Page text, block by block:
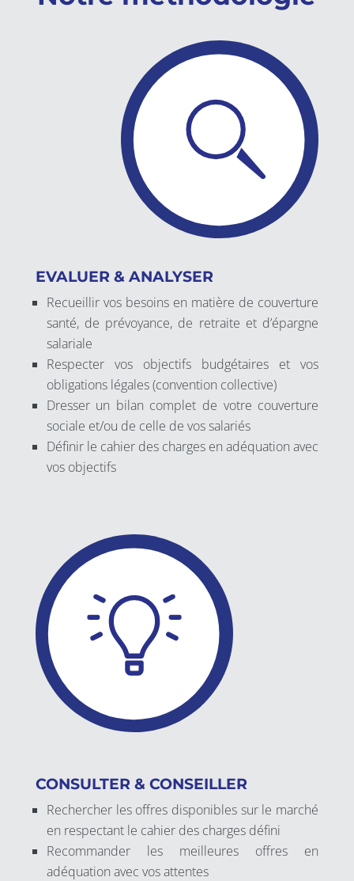
EVALUER & ANALYSER
Recueillir vos besoins en matière de couverture
santé, de prévoyance, de retraite et d’épargne
salariale
Respecter vos objectifs budgétaires et vos
obligations légales (convention collective)
Dresser un bilan complet de votre couverture
sociale et/ou de celle de vos salariés
Définir le cahier des charges en adéquation avec
vos objectifs
CONSULTER & CONSEILLER
Rechercher les offres disponibles sur le marché
en respectant le cahier des charges défini
Recommander les meilleures offres en
adéquation avec vos attentes